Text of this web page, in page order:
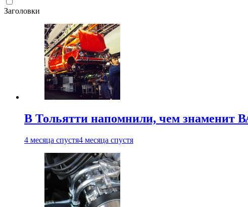
Заголовки
В Тольятти напомнили, чем знаменит
4 месяца спустя4 месяца спустя